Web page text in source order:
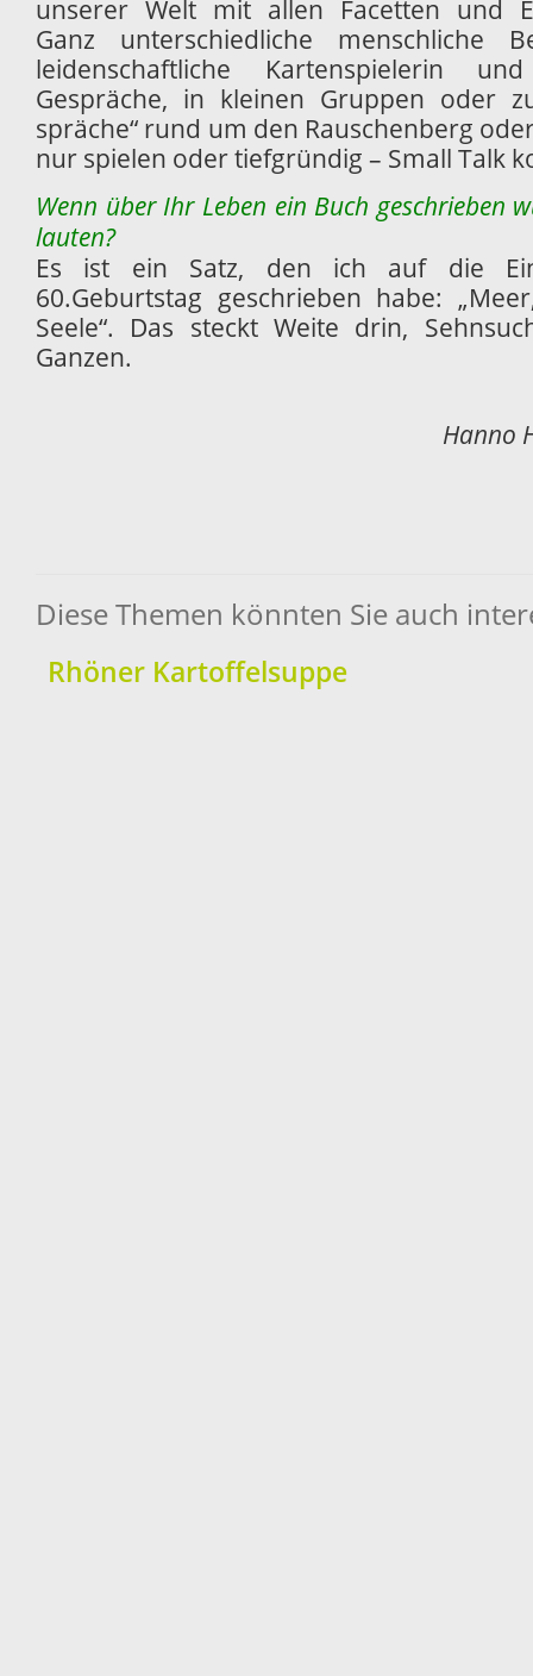
unserer Welt mit allen Facetten und
Ganz unterschiedliche menschliche
leidenschaftliche Kartenspielerin
Gespräche, in kleinen Gruppen oder
spräche“ rund um den Rauschenberg
nur spielen oder tiefgründig – Small Talk
Wenn über Ihr Leben ein Buch geschrieben
lauten?
Es ist ein Satz, den ich auf die
60.Geburtstag geschrieben habe:
Seele“. Das steckt Weite drin,
Ganzen.
Hanno
Diese Themen könnten Sie auch
Rhöner Kartoffelsuppe